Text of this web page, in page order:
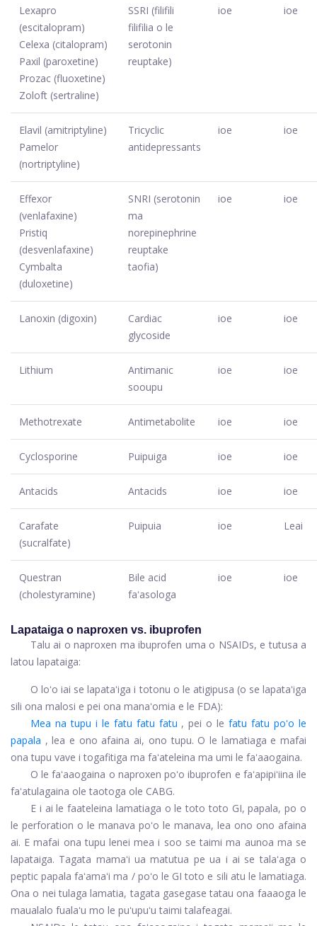
Lexapro
(escitalopram)
Celexa (citalopram)
Paxil (paroxetine)
Prozac (fluoxetine)
Zoloft (sertraline)
SSRI (filifili
filifilia o le
serotonin
reuptake)
ioe ioe
Elavil (amitriptyline)
Pamelor
(nortriptyline)
Tricyclic
antidepressants
ioe ioe
Effexor
(venlafaxine)
Pristiq
(desvenlafaxine)
Cymbalta
(duloxetine)
SNRI (serotonin
ma
norepinephrine
reuptake
taofia)
ioe ioe
Lanoxin (digoxin)
Cardiac
glycoside
ioe ioe
Lithium
Antimanic
sooupu
ioe ioe
Methotrexate Antimetabolite ioe ioe
Cyclosporine Puipuiga ioe ioe
Antacids Antacids ioe ioe
Carafate
(sucralfate)
Puipuia ioe Leai
Questran
(cholestyramine)
Bile acid
faʻasologa
ioe ioe
Lapataiga o naproxen vs. ibuprofen
Talu ai o naproxen ma ibuprofen uma o NSAIDs, e tutusa a
latou lapataiga:
O loʻo iai se lapataʻiga i totonu o le atigipusa (o se lapataʻiga
sili ona malosi e pei ona manaʻomia e le FDA):
Mea na tupu i le fatu fatu fatu , pei o lefatu fatu poʻo le
papala , lea e ono afaina ai, ono tupu. O le lamatiaga e mafai
ona tupu vave i togafitiga ma faʻateleina ma umi le faʻaaogaina.
O le faʻaaogaina o naproxen poʻo ibuprofen e faʻapipiʻiina ile
faʻatulagaina ole taotoga ole CABG.
E i ai le faateleina lamatiaga o le toto toto GI, papala, po o
le perforation o le manava poʻo le manava, lea ono ono afaina
ai. E mafai ona tupu lenei mea i soo se taimi ma aunoa ma se
lapataiga. Tagata mamaʻi ua matutua pe ua i ai se talaʻaga o
peptic papala faʻamaʻi ma / poʻo le GI toto e sili atu le lamatiaga.
Ona o nei tulaga lamatia, tagata gasegase tatau ona faaaoga le
maualalo fualaʻu mo le puʻupuʻu taimi talafeagai.